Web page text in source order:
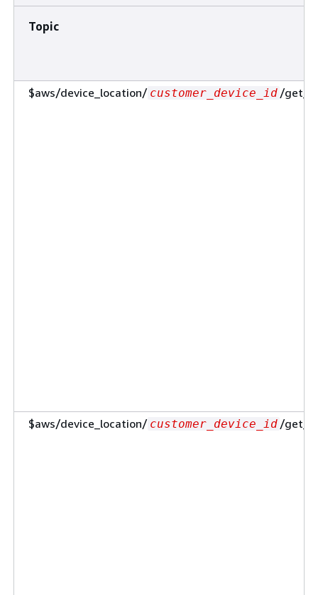
Topic
$aws/device_location/ customer_device_id /
$aws/device_location/ customer_device_id /